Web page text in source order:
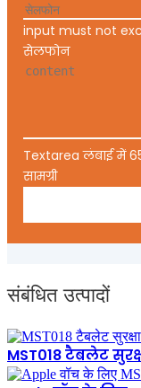
input must not
सेलफोन
Textarea लंबाई में
सामग्री
संबंधित उत्पादों
MST018 टैबलेट